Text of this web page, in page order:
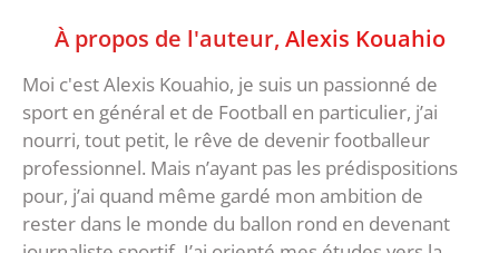
À propos de l'auteur, Alexis Kouahio
Moi c'est Alexis Kouahio, je suis un passionné de
sport en général et de Football en particulier, j’ai
nourri, tout petit, le rêve de devenir footballeur
professionnel. Mais n’ayant pas les prédispositions
pour, j’ai quand même gardé mon ambition de
rester dans le monde du ballon rond en devenant